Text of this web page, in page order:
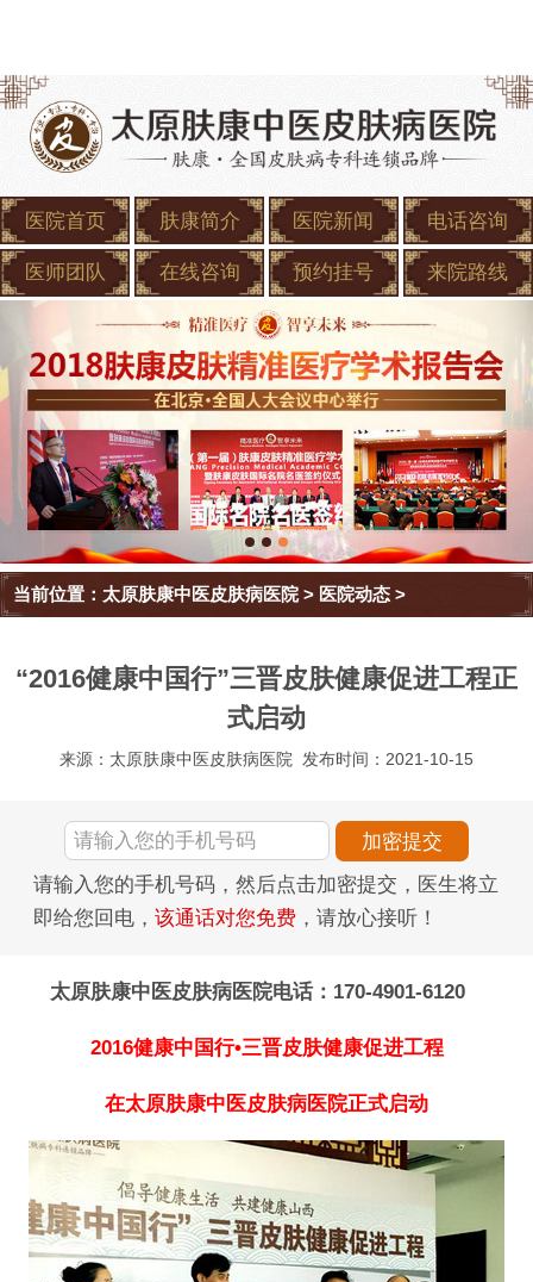
医院首页 肤康简介 医院新闻 电话咨询
医师团队 在线咨询 预约挂号 来院路线
当前位置： 太原肤康中医皮肤病医院> 医院动态 >
“2016健康中国行”三晋皮肤健康促进工程正
式启动
来源：太原肤康中医皮肤病医院 发布时间：2021-10-15
请输入您的手机号码，然后点击加密提交，医生将立
即给您回电， 该通话对您免费 ，请放心接听！
太原肤康中医皮肤病医院电话：170-4901-6120
2016健康中国行•三晋皮肤健康促进工程
在太原肤康中医皮肤病医院正式启动